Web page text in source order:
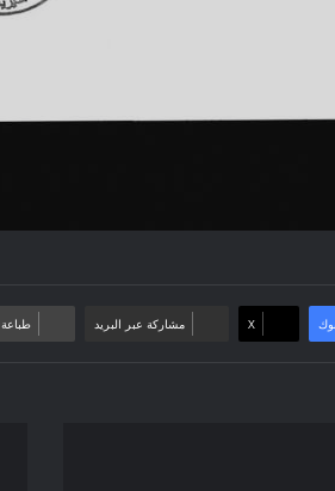
‫X مشاركة عبر البريد طباعة